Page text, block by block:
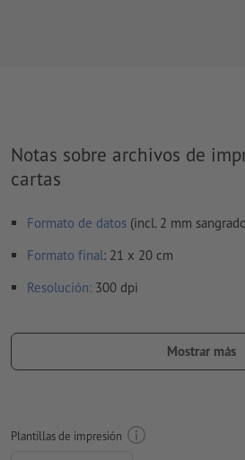
Notas sobre archivos de
cartas
Formato de datos (incl. 2 mm
Formato final: 21 x 20 cm
Resolución: 300 dpi
Modo de color:
CMYK, FOGRA52
Mostrar más
Plantillas de impresión